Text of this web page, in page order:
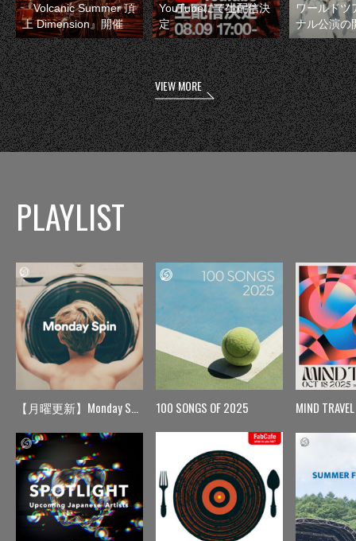
『Volcanic Summer 頂
上 Dimension』開催
YouTubeにて生配信決
定
ワールドツ
ナル公演の
VIEW MORE
PLAYLIST
【月曜更新】Monday Spin 100 SONGS OF 2025 MIND TRAVEL